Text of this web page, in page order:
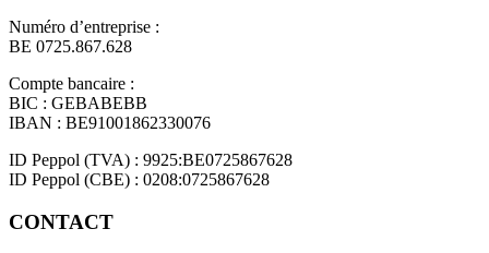
Numéro d’entreprise :
BE 0725.867.628
Compte bancaire :
BIC : GEBABEBB
IBAN : BE91001862330076
ID Peppol (TVA) : 9925:BE0725867628
ID Peppol (CBE) : 0208:0725867628
CONTACT